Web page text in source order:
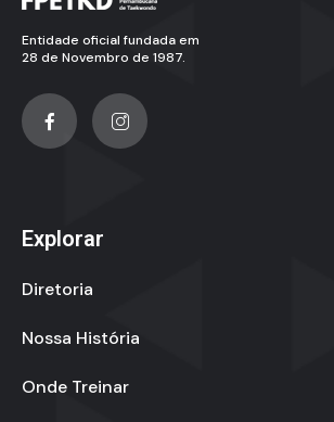
Entidade oficial fundada em
28 de Novembro de 1987.
Explorar
Diretoria
Nossa História
Onde Treinar